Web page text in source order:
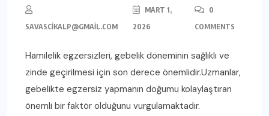
SAVASCIKALP@GMAIL.COM
MART 1,
2026
0
COMMENTS
Hamilelik egzersizleri, gebelik döneminin sağlıklı ve
zinde geçirilmesi için son derece önemlidir.Uzmanlar,
gebelikte egzersiz yapmanın doğumu kolaylaştıran
önemli bir faktör olduğunu vurgulamaktadır.